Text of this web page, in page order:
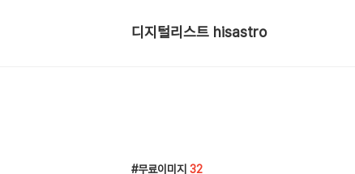
디지털리스트 hisastro
무료이미지 32